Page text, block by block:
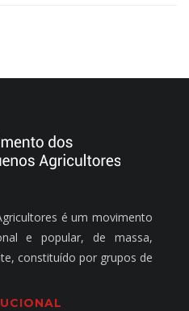
é um movimento
e popular, de massa,
constituído por grupos de